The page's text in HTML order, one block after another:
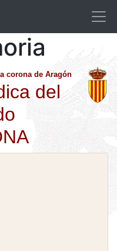
corona de Aragón
del